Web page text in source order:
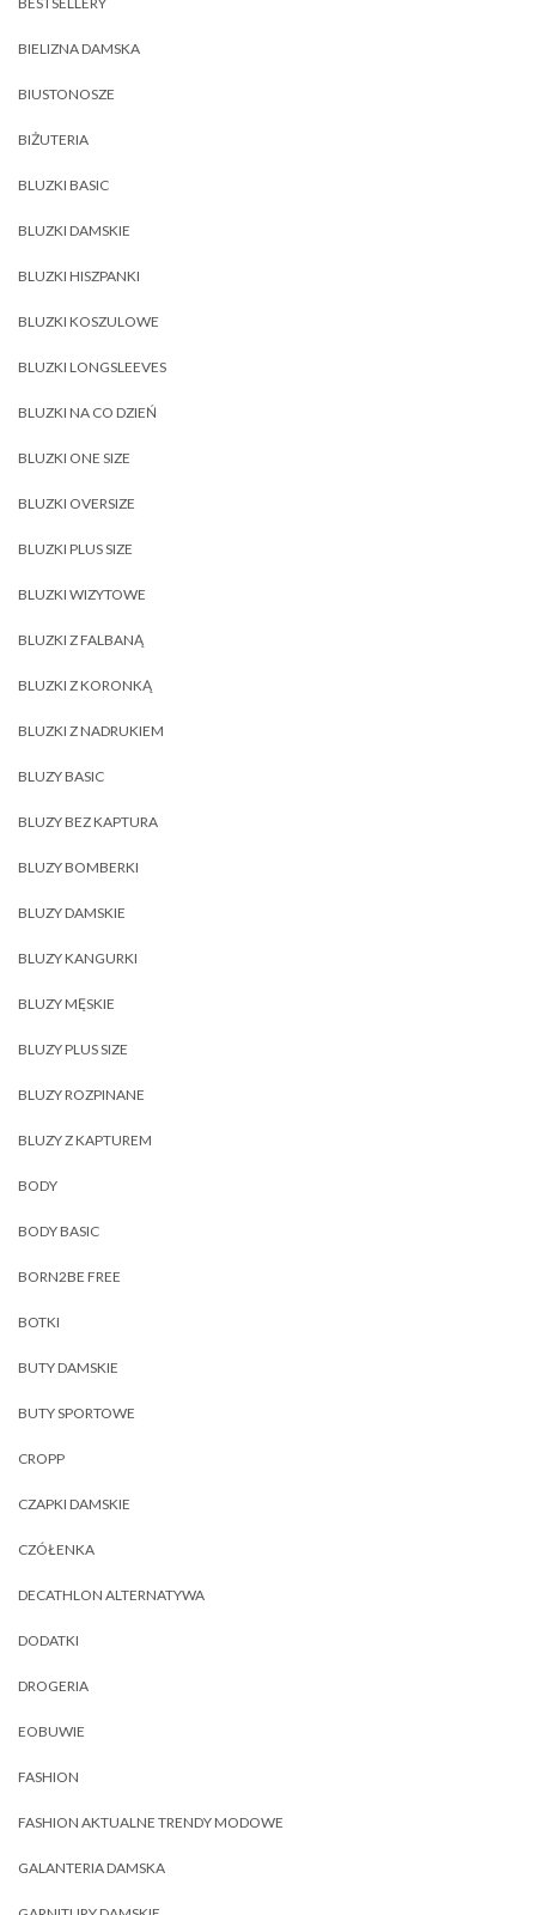
BIELIZNA DAMSKA
BIUSTONOSZE
BIŻUTERIA
BLUZKI BASIC
BLUZKI DAMSKIE
BLUZKI HISZPANKI
BLUZKI KOSZULOWE
BLUZKI LONGSLEEVES
BLUZKI NA CO DZIEŃ
BLUZKI ONE SIZE
BLUZKI OVERSIZE
BLUZKI PLUS SIZE
BLUZKI WIZYTOWE
BLUZKI Z FALBANĄ
BLUZKI Z KORONKĄ
BLUZKI Z NADRUKIEM
BLUZY BASIC
BLUZY BEZ KAPTURA
BLUZY BOMBERKI
BLUZY DAMSKIE
BLUZY KANGURKI
BLUZY MĘSKIE
BLUZY PLUS SIZE
BLUZY ROZPINANE
BLUZY Z KAPTUREM
BODY
BODY BASIC
BORN2BE FREE
BOTKI
BUTY DAMSKIE
BUTY SPORTOWE
CROPP
CZAPKI DAMSKIE
CZÓŁENKA
DECATHLON ALTERNATYWA
DODATKI
DROGERIA
EOBUWIE
FASHION
FASHION AKTUALNE TRENDY MODOWE
GALANTERIA DAMSKA